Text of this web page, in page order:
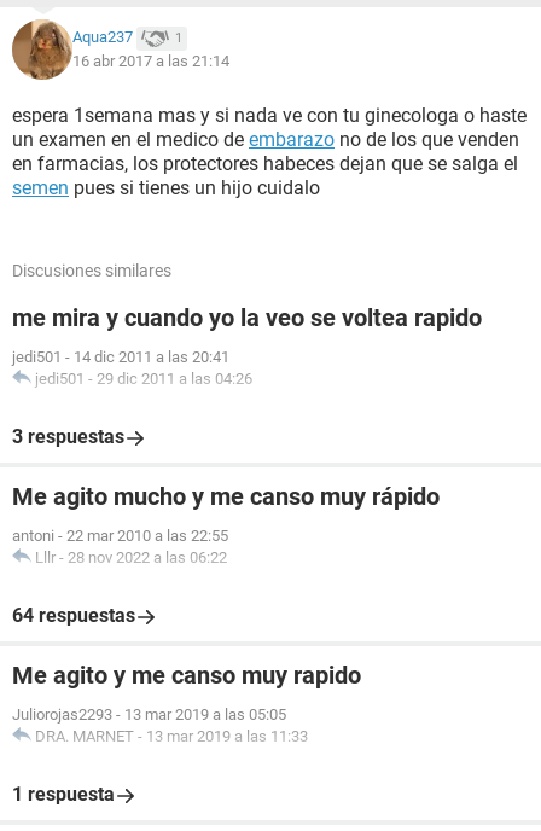
Aqua237 1
16 abr 2017 a las 21:14
espera 1semana mas y si nada ve con tu ginecologa o haste
un examen en el medico de embarazo no de los que venden
en farmacias, los protectores habeces dejan que se salga el
semen pues si tienes un hijo cuidalo
Discusiones similares
me mira y cuando yo la veo se voltea rapido
jedi501 - 14 dic 2011 a las 20:41
jedi501 - 29 dic 2011 a las 04:26
3 respuestas
Me agito mucho y me canso muy rápido
antoni - 22 mar 2010 a las 22:55
Lllr - 28 nov 2022 a las 06:22
64 respuestas
Me agito y me canso muy rapido
Juliorojas2293 - 13 mar 2019 a las 05:05
DRA. MARNET - 13 mar 2019 a las 11:33
1 respuesta